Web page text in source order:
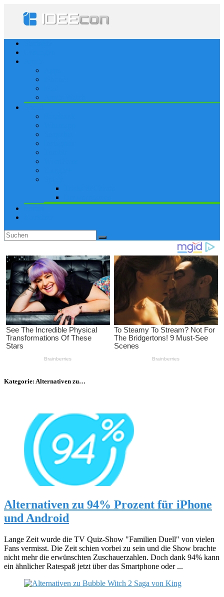
Kategorie: Alternativen zu…
Alternativen zu 94% Prozent für iPhone
und Android
Lange Zeit wurde die TV Quiz-Show "Familien Duell" von vielen
Fans vermisst. Die Zeit schien vorbei zu sein und die Show brachte
nicht mehr die erwünschten Zuschauerzahlen. Doch dank 94% kann
ein ähnlicher Ratespaß jetzt über das Smartphone oder ...